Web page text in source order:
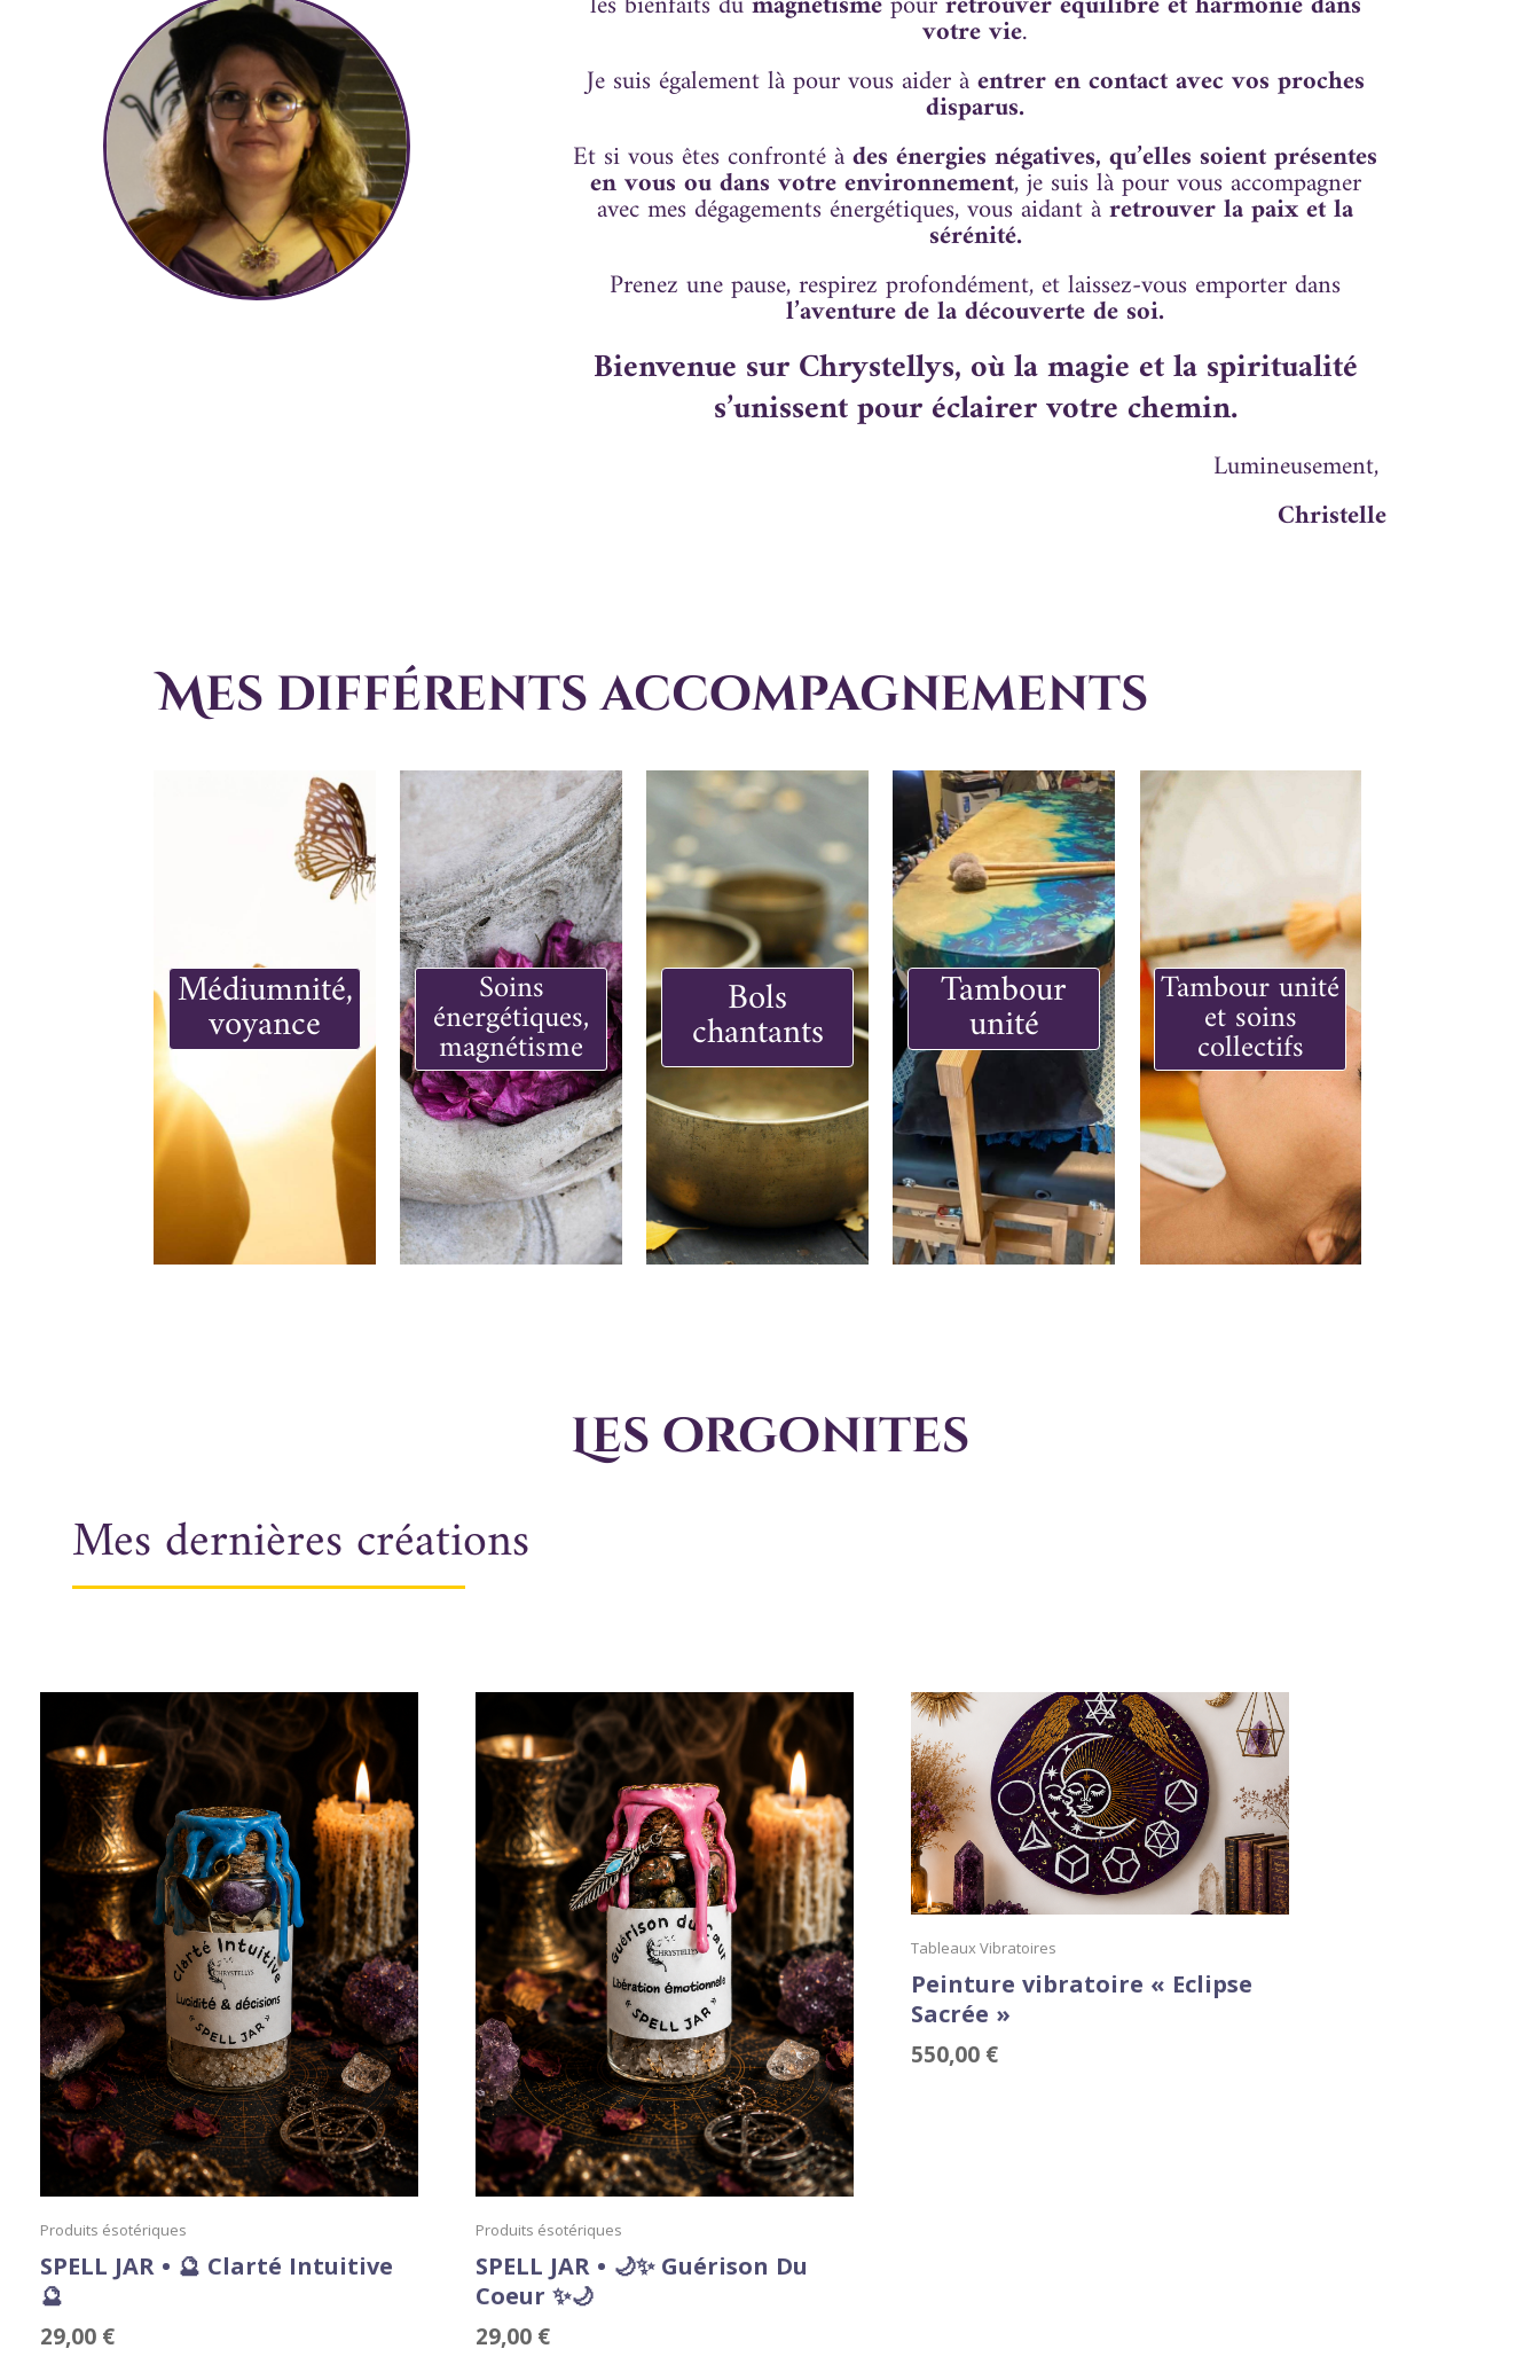
votre vie.
Je suis également là pour vous aider àentrer en contact avec vos proches
disparus.
Et si vous êtes confronté àdes énergies négatives, qu’elles soient présentes
en vous ou dans votre environnement, je suis là pour vous accompagner
avec mes dégagements énergétiques, vous aidant àretrouver la paix et la
sérénité.
Prenez une pause, respirez profondément, et laissez-vous emporter dans
l’aventure de la découverte de soi.
Bienvenue sur Chrystellys, où la magie et la spiritualité
s’unissent pour éclairer votre chemin.
Lumineusement,
Christelle
Mes différents accompagnements
Médiumnité,
voyance
Soins
énergétiques,
magnétisme
Bols
chantants
Tambour
unité
Tambour unité
et soins
collectifs
Les orgonites
Mes dernières créations
Produits ésotériques
SPELL JAR • 🔮 Clarté Intuitive
🔮
29,00 €
Produits ésotériques
SPELL JAR • 🌙✨ Guérison Du
Coeur ✨🌙
29,00 €
Tableaux Vibratoires
Peinture vibratoire « Eclipse
Sacrée »
550,00 €